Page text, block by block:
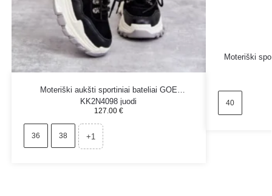
Moteriški aukšti sportiniai bateliai GOE
KK2N4098 juodi
127.00 €
36 38 +1
Moteriški
40